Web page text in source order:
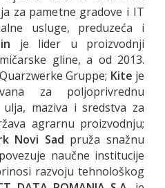
za pametne gradove i IT
usluge, preduzeća i
je lider u proizvodnji
gline, a od 2013.
Gruppe; Kite je
za poljoprivrednu
maziva i sredstva za
agrarnu proizvodnju;
Novi Sad pruža snažnu
naučne institucije
razvoju tehnološkog